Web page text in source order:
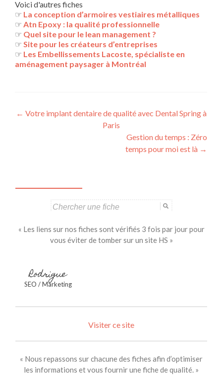
Voici d'autres fiches
☞ La conception d’armoires vestiaires métalliques
☞ Atn Epoxy : la qualité professionnelle
☞ Quel site pour le lean management ?
☞ Site pour les créateurs d’entreprises
☞ Les Embellissements Lacoste, spécialiste en
aménagement paysager à Montréal
Navigation
← Votre implant dentaire de qualité avec Dental Spring à
Paris
Gestion du temps : Zéro
temps pour moi est là →
« Les liens sur nos fiches sont vérifiés 3 fois par jour pour
vous éviter de tomber sur un site HS »
Rodrigue
SEO / Marketing
Visiter ce site
« Nous repassons sur chacune des fiches afin d’optimiser
les informations et vous fournir une fiche de qualité. »